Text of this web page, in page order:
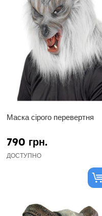
Маска сірого перевертня
790 грн.
ДОСТУПНО